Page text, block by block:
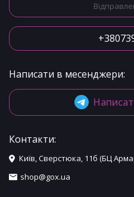
Написати в месенджери:
Контакти:
Київ, Сверстюка, 11б (БЦ
shop@gox.ua